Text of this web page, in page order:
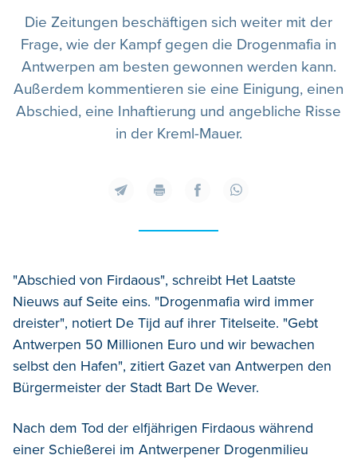
Die Zeitungen beschäftigen sich weiter mit der
Frage, wie der Kampf gegen die Drogenmafia in
Antwerpen am besten gewonnen werden kann.
Außerdem kommentieren sie eine Einigung, einen
Abschied, eine Inhaftierung und angebliche Risse
in der Kreml-Mauer.
"Abschied von Firdaous", schreibt Het Laatste
Nieuws auf Seite eins. "Drogenmafia wird immer
dreister", notiert De Tijd auf ihrer Titelseite. "Gebt
Antwerpen 50 Millionen Euro und wir bewachen
selbst den Hafen", zitiert Gazet van Antwerpen den
Bürgermeister der Stadt Bart De Wever.
Nach dem Tod der elfjährigen Firdaous während
einer Schießerei im Antwerpener Drogenmilieu